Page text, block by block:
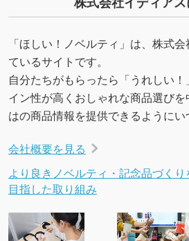
「ほしい！ノベルティ」は、株式
ているサイトです。
自分たちがもらったら「うれしい
イン性が高くおしゃれな商品選び
はの商品情報を提供できるようにい
会社概要を見る
より良きノベルティ・記念品づくり
目指した取り組み